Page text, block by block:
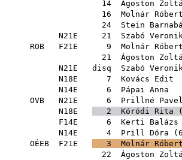
14
Ágoston
16
Molnár Róbert
24
Stein
N21E 21
Szabó
ROB F21E 9
Molnár Róbert
21
Ágoston
N21E disq
Szabó
N18E 7
Kovács Edit
N14E 6
Pápai Anna
OVB N21E 6 Prillné
N18E
2 Kóródi Rita (
F14E 6 Kerti Balázs
N14E 4 Prill Dóra ( 6
OÉEB F21E 3
Molnár Róbert
22
Ágoston